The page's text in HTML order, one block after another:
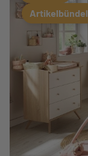
Artikelbündel